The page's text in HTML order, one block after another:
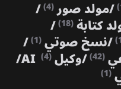
/مولد صور(4)
/
كتابة(18)
/
/نسخ صوتي(1)
/
(42)
/وكيل AI(4)
/
(1)